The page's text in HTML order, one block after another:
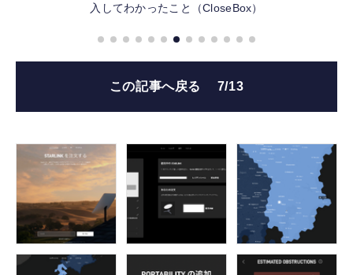
入してわかったこと（CloseBox）
この記事へ戻る 7/13